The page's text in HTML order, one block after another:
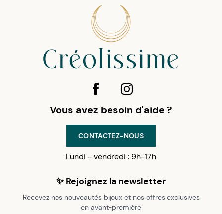
Vous avez besoin d'aide ?
CONTACTEZ-NOUS
Lundi - vendredi : 9h-17h
✨ Rejoignez la newsletter
Recevez nos nouveautés bijoux et nos offres exclusives
en avant-première